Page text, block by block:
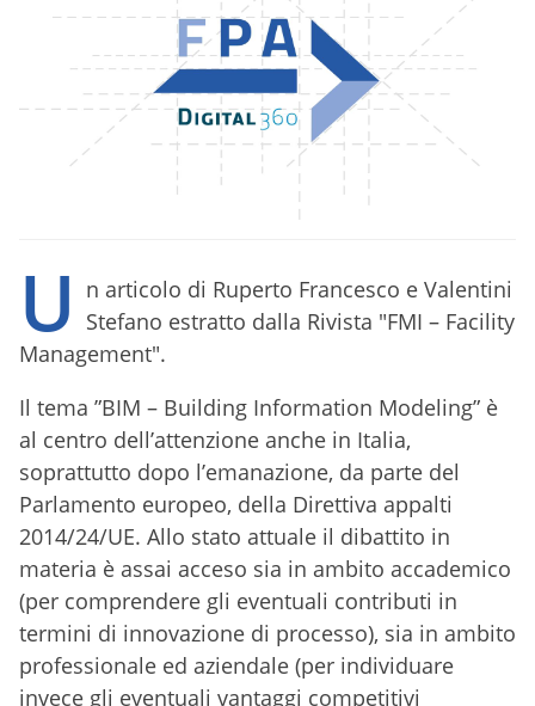
U
n articolo di Ruperto Francesco e Valentini
Stefano estratto dalla Rivista "FMI – Facility
Management".
Il tema ”BIM – Building Information Modeling” è
al centro dell’attenzione anche in Italia,
soprattutto dopo l’emanazione, da parte del
Parlamento europeo, della Direttiva appalti
2014/24/UE. Allo stato attuale il dibattito in
materia è assai acceso sia in ambito accademico
(per comprendere gli eventuali contributi in
termini di innovazione di processo), sia in ambito
professionale ed aziendale (per individuare
invece gli eventuali vantaggi competitivi